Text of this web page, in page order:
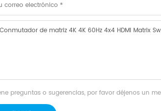
preguntas o sugerencias, por favor déjenos un